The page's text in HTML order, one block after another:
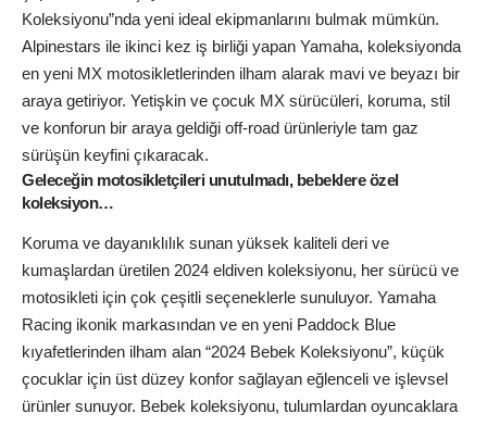
Koleksiyonu”nda yeni ideal ekipmanlarını bulmak mümkün.
Alpinestars ile ikinci kez iş birliği yapan Yamaha, koleksiyonda
en yeni MX motosikletlerinden ilham alarak mavi ve beyazı bir
araya getiriyor. Yetişkin ve çocuk MX sürücüleri, koruma, stil
ve konforun bir araya geldiği off-road ürünleriyle tam gaz
sürüşün keyfini çıkaracak.
Geleceğin motosikletçileri unutulmadı, bebeklere özel
koleksiyon…
Koruma ve dayanıklılık sunan yüksek kaliteli deri ve
kumaşlardan üretilen 2024 eldiven koleksiyonu, her sürücü ve
motosikleti için çok çeşitli seçeneklerle sunuluyor. Yamaha
Racing ikonik markasından ve en yeni Paddock Blue
kıyafetlerinden ilham alan “2024 Bebek Koleksiyonu”, küçük
çocuklar için üst düzey konfor sağlayan eğlenceli ve işlevsel
ürünler sunuyor. Bebek koleksiyonu, tulumlardan oyuncaklara